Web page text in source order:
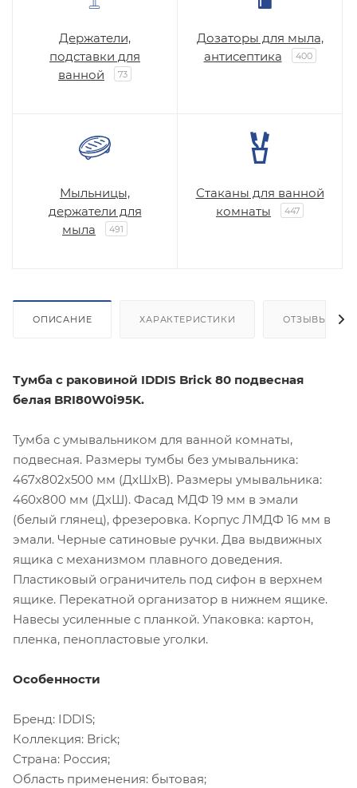
Держатели,
подставки для
ванной
73
Дозаторы для мыла,
антисептика
400
Мыльницы,
держатели для
мыла
491
Стаканы для ванной
комнаты
447
ОПИСАНИЕ ХАРАКТЕРИСТИКИ ОТЗЫВЫ
Тумба с раковиной IDDIS Brick 80 подвесная
белая BRI80W0i95K.
Тумба с умывальником для ванной комнаты,
подвесная. Размеры тумбы без умывальника:
467х802х500 мм (ДхШхВ). Размеры умывальника:
460х800 мм (ДхШ). Фасад МДФ 19 мм в эмали
(белый глянец), фрезеровка. Корпус ЛМДФ 16 мм в
эмали. Черные сатиновые ручки. Два выдвижных
ящика с механизмом плавного доведения.
Пластиковый ограничитель под сифон в верхнем
ящике. Перекатной организатор в нижнем ящике.
Навесы усиленные с планкой. Упаковка: картон,
пленка, пенопластовые уголки.
Особенности
Бренд: IDDIS;
Коллекция: Brick;
Страна: Россия;
Область применения: бытовая;